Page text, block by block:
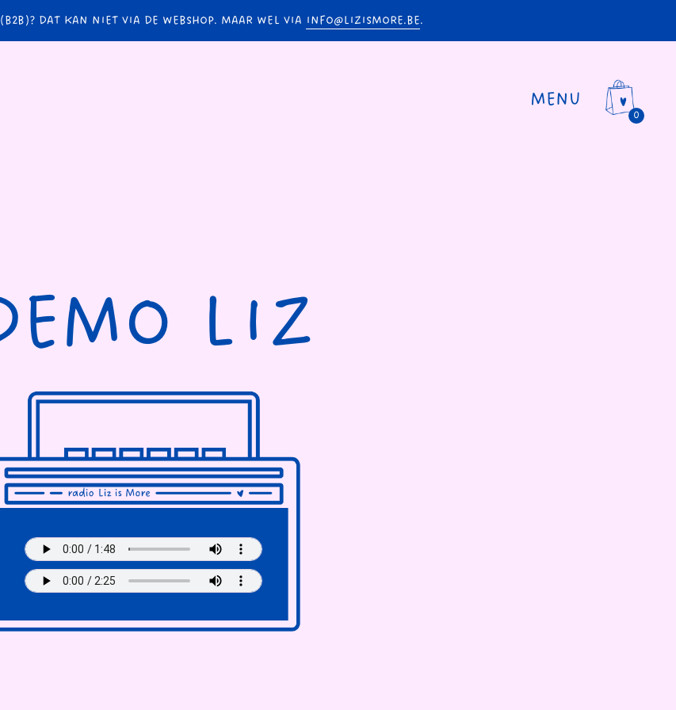
MENU
0
DAT KAN NIET VIA DE WEBSHOP. MAAR WEL VIA INFO@LIZISMORE.BE.
LIZ